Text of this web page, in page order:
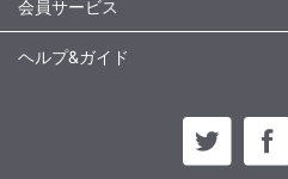
会員サービス
ヘルプ&ガイド